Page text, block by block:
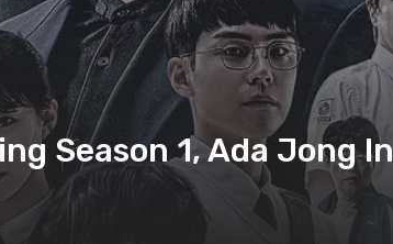
Season 1, Ada Jong In